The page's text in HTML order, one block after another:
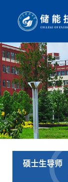
硕士生导师